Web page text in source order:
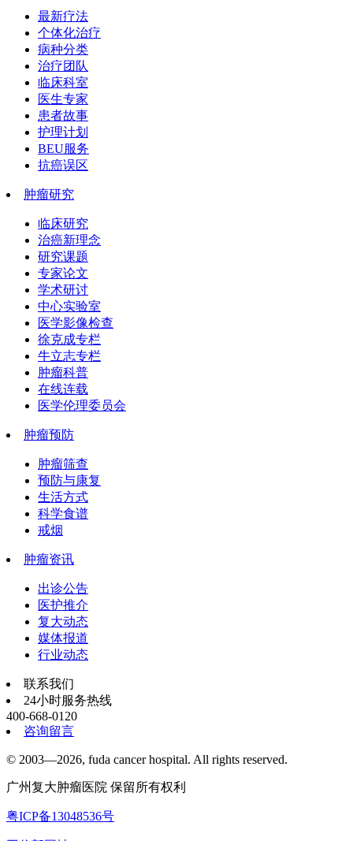
最新疗法
个体化治疗
病种分类
治疗团队
临床科室
医生专家
患者故事
护理计划
BEU服务
抗癌误区
肿瘤研究
临床研究
治癌新理念
研究课题
专家论文
学术研讨
中心实验室
医学影像检查
徐克成专栏
牛立志专栏
肿瘤科普
在线连载
医学伦理委员会
肿瘤预防
肿瘤筛查
预防与康复
生活方式
科学食谱
戒烟
肿瘤资讯
出诊公告
医护推介
复大动态
媒体报道
行业动态
联系我们
24小时服务热线
400-668-0120
咨询留言
© 2003—2026, fuda cancer hospital. All rights reserved.
广州复大肿瘤医院 保留所有权利
粤ICP备13048536号